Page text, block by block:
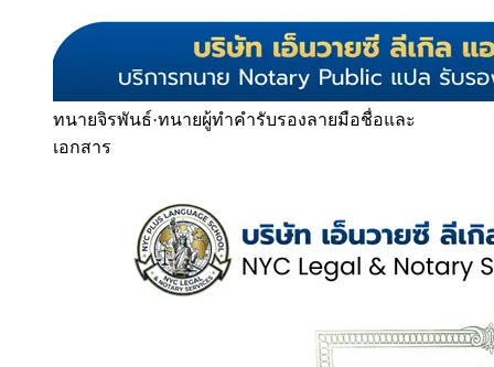
ทนายจิรพันธ์·ทนายผู้ทำคำรับรองลายมือชื่อและ
เอกสาร